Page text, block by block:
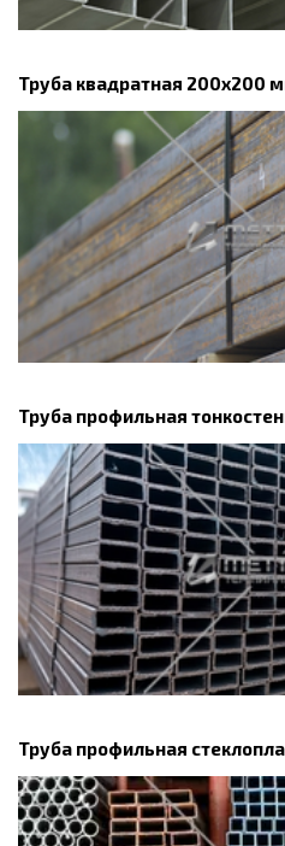
Труба квадратная 200х200
Труба профильная
Труба профильная